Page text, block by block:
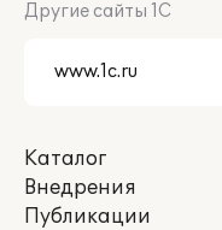
Другие сайты 1С
Каталог
Внедрения
Публикации